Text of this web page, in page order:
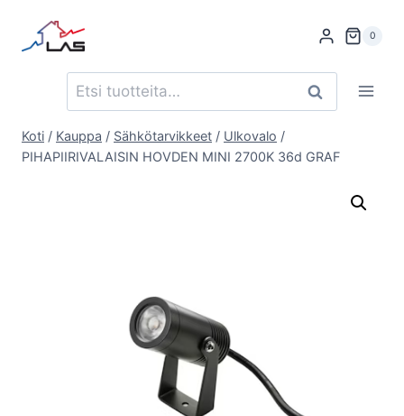
sisältöön
0
Etsi: Haku
Koti / Kauppa / Sähkötarvikkeet / Ulkovalo /
PIHAPIIRIVALAISIN HOVDEN MINI 2700K 36d GRAF